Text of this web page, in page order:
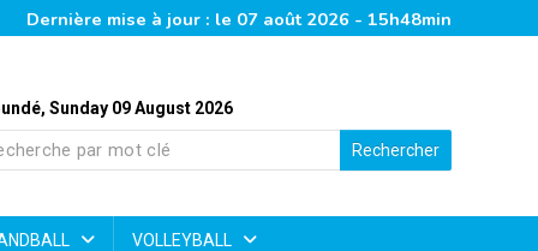
Dernière mise à jour : le 07 août 2026 - 15h48min
Sunday 09 August 2026
Rechercher
VOLLEYBALL